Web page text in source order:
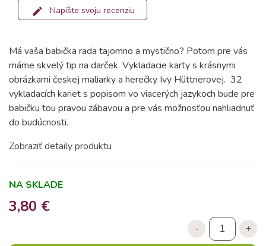
Napíšte svoju recenziu
Má vaša babička rada tajomno a mystično? Potom pre vás
máme skvelý tip na darček. Vykladacie karty s krásnymi
obrázkami českej maliarky a herečky Ivy Hüttnerovej. 32
vykladacích kariet s popisom vo viacerých jazykoch bude pre
babičku tou pravou zábavou a pre vás možnosťou nahliadnuť
do budúcnosti.
Zobraziť detaily produktu
NA SKLADE
3,80 €
- +